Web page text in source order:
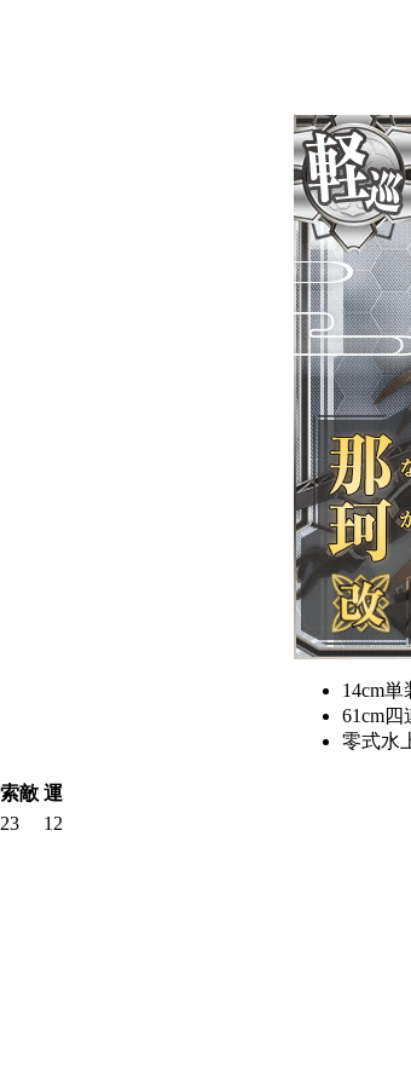
14cm単
61cm
零式水
索敵 運
23 12